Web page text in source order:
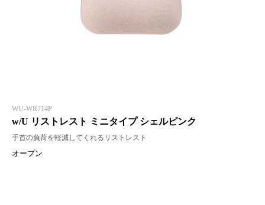
WU-WR714P
w/U リストレスト ミニタイプ シェルピンク
手首の負荷を軽減してくれるリストレスト
オープン